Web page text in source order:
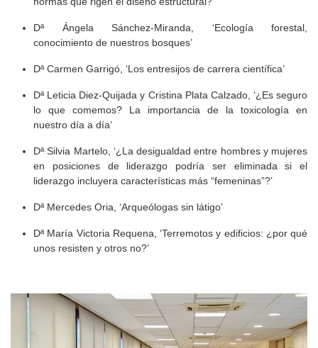
Dª Ángela Sánchez-Miranda, ‘Ecología forestal,
conocimiento de nuestros bosques’
Dª Carmen Garrigó, ‘Los entresijos de carrera científica’
Dª Leticia Diez-Quijada y Cristina Plata Calzado, ‘¿Es seguro
lo que comemos? La importancia de la toxicología en
nuestro día a día’
Dª Silvia Martelo, ‘¿La desigualdad entre hombres y mujeres
en posiciones de liderazgo podría ser eliminada si el
liderazgo incluyera características más “femeninas”?’
Dª Mercedes Oria, ‘Arqueólogas sin látigo’
Dª María Victoria Requena, ‘Terremotos y edificios: ¿por qué
unos resisten y otros no?’